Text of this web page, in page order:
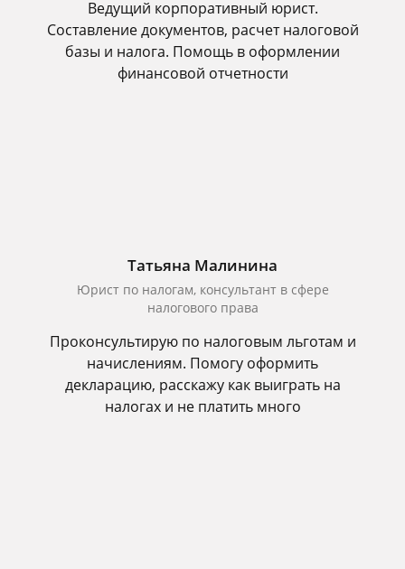
Ведущий корпоративный юрист.
Составление документов, расчет налоговой
базы и налога. Помощь в оформлении
финансовой отчетности
Татьяна Малинина
Юрист по налогам, консультант в сфере
налогового права
Проконсультирую по налоговым льготам и
начислениям. Помогу оформить
декларацию, расскажу как выиграть на
налогах и не платить много